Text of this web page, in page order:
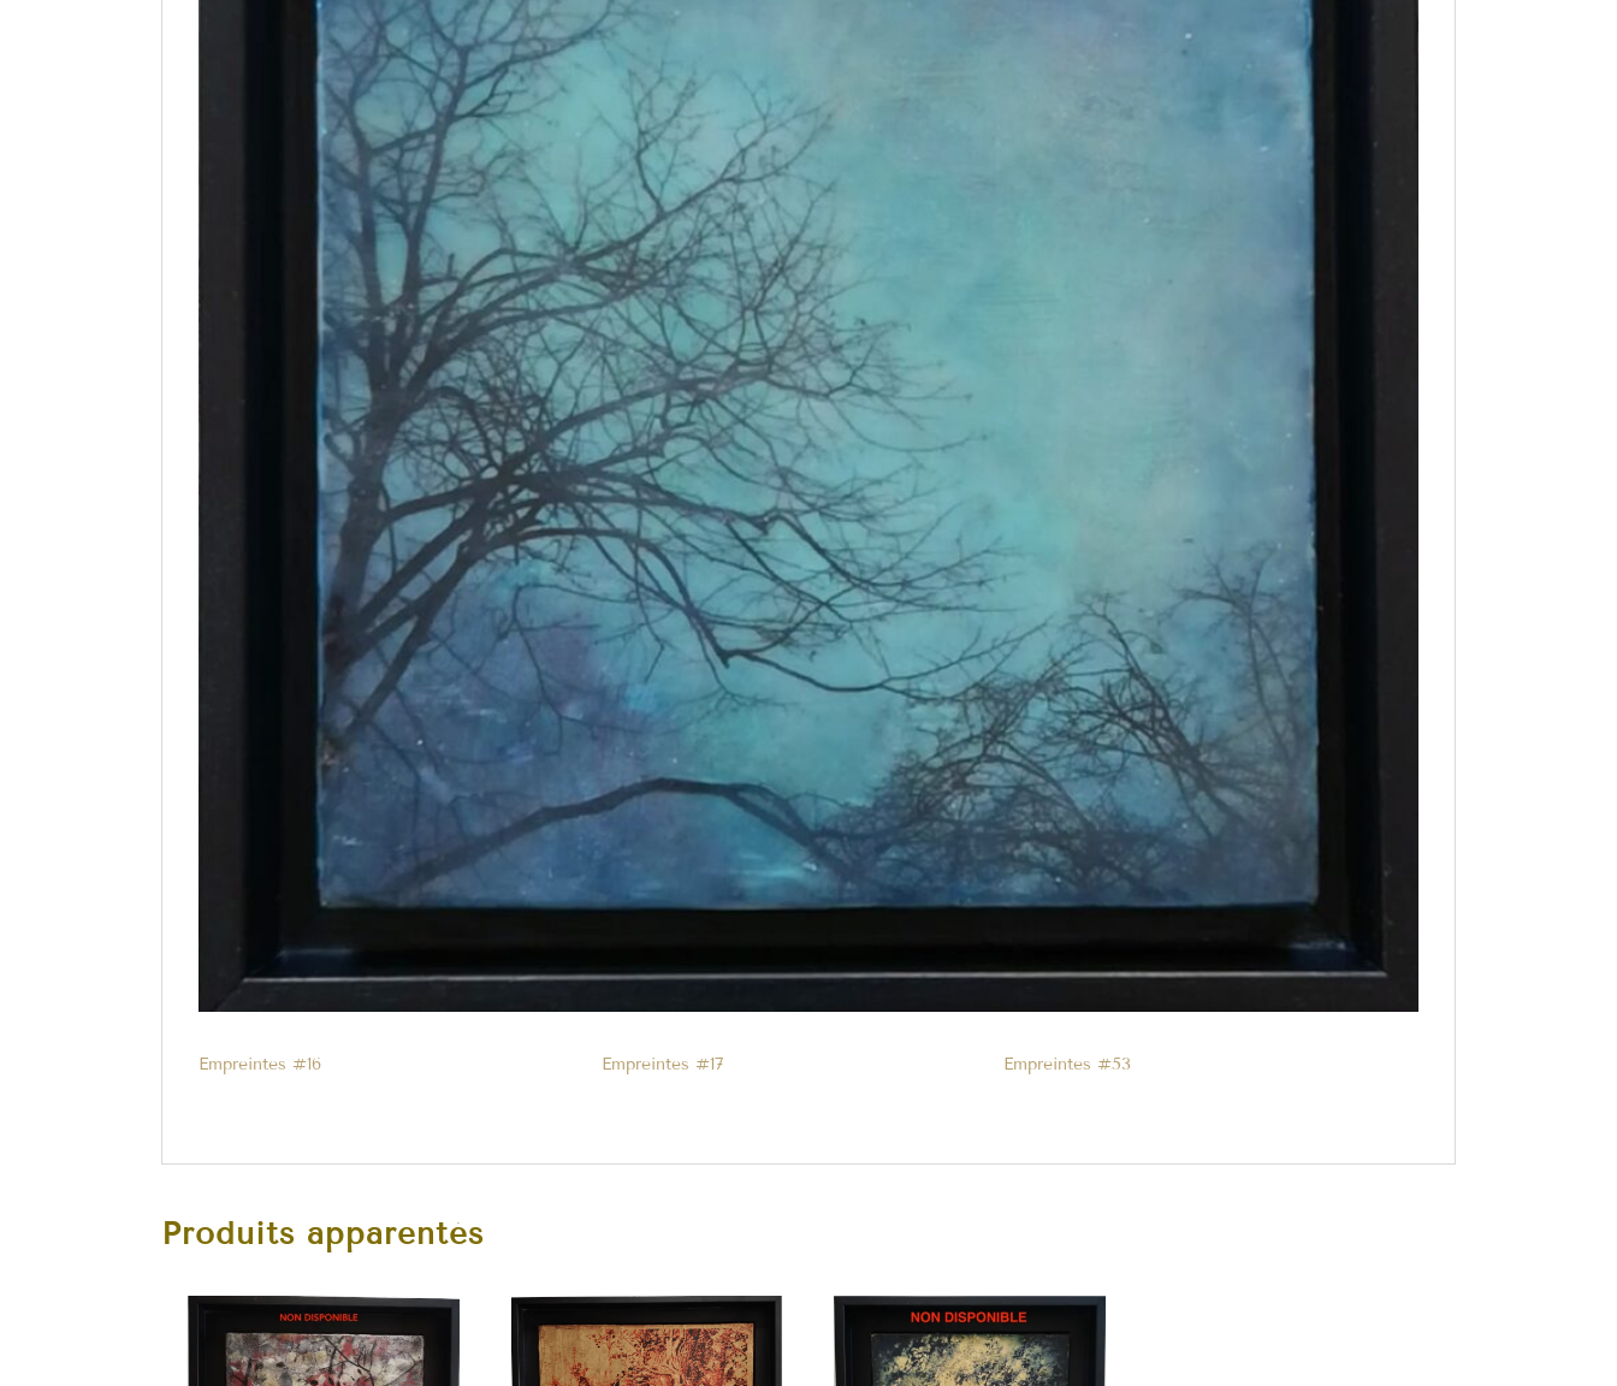
Empreintes #16 Empreintes #17 Empreintes #53
Produits apparentés